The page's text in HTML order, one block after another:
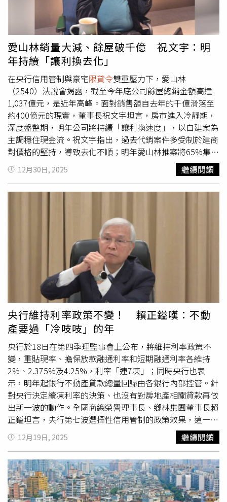
4000萬元內，結果變成全部都是蓋2房、3房，反而有老人
家要照顧的，變成要買2間房子來拼湊，卻又變成第2戶，
「極其不合理也不人道！」台南市不動產開發公會理事長宋
育豪也指出，豪宅 限貸令實施至今，貸款成數僅剩3成，這
道緊箍咒不僅限制了資產配置，更直接衝擊了民眾的居住權
益。他拿基本工資為例，2016年時薪約120元，如今已調升
至196元，短短10年漲幅達63%，一般民生物價也明顯上
漲，但豪宅認定價格完全沒有調整，「結果就是逼得業者把
產品越蓋越小，20坪、25坪的小宅充斥市場，這種被扭曲
的市場生態，犧牲的是一般家庭對於寬敞生活空間的渴
望。」他認為，產品規格本應交由市場與消費者選擇，政府
不應用老舊的豪宅標準限制貸款，全面扭曲產品結構。現在
很多想換屋的中產階級，都受困於4000萬元的門檻，面臨
「小宅不夠住、大宅貸不到」的困境。與此同時，土方政策
造成的成本飆升與停工潮，又從另一個面向侵蝕營建業。桃
園、台中等地方公會則表示，兩地早年即已自建GPS管制系
統又因安裝量能有限與系統頻繁當機，導致砂石車無法正常
運行。台中市不動產開發公會理事長謝麟兒呼籲，中央應尊
重已經成熟運作的地方管制系統，讓地方政府繼續負責
GPS，其他縣市也能前往桃園、台中觀摩縮短學習曲線，並
在技術與法規尚未完善前，暫緩新制或至少給予足夠過渡
期，讓業者有時間調整。「現在是最終處理場所不足、GPS
裝不完、系統還會當機，卻要我們照表操課，這對任何一個
企業來說都是無法承受之重。」土方之亂除讓營建成本大漲
外，開挖中的工地貿然停工，也存有工地擋土設施坍塌的隱
憂，業者呼籲政府正視土方之亂帶來的影響。（圖／林榮芳
攝）針對土方本質，台南不動產開發公會名譽理事長郭建志
則幫大家科普，營建剩餘土石方多半是可再利用的土壤與砂
石，是重要建材資源，與營建廢棄物本質不同，後者才是需
要被嚴格控管、避免亂倒，「政府用營建廢棄物的態度來對
待營建剩餘土石方，是完全不對的！」他指出，過去建商挖
出的乾淨土資源，可以賣給低窪地、道路做為回填使用；如
今卻變成建商挖出來的土要先花錢載走，完工後再花錢買土
回填，「邏輯完全顛倒」。桃園市不動產開發公會理事長周
鑫世進一步解釋，例如深開挖工地表層30、50公分可能有
植被與雜物，但以下多半是乾淨原土，可用於地質改良或再
生建材，部分地區的礫石層土方甚至具有經濟價值，「政府
應該思考如何回收再利用，而不是一律當成廢棄物管理」。
他們建議，台灣身為海島國家，理應廣設填海造陸與公共工
工狀況，若政府遲遲拿不出對策，將帶來比信用管制更可怕
的骨牌效應。中央於去年5月修正「營建剩餘土石方處理方
案」，並於去年8月核定，要求清運車輛加裝GPS即時追蹤
定位，以及改用電子聯單取代紙本，強化土方全流向管制，
2026年全面上線。好巧不巧，去年8月初即發生盜採砂石並
回填營建混合物的「美濃大峽谷」事件，催化各地方單位加
強查緝。然而即將上路的新制政策因配套不足，合法土方場
可容納的量體有限，另一方面業者對轉型數位化處於觀望和
適應階段，使得土方處理成本飆漲的情況自去年9月後浮上
檯面。去年12月，高雄一場土方去化處理的公聽會上，高雄
透天厝建商福運開發建設董事長黃添銘淚灑現場，「上午問
2000元、下午變4000元，隔天價格又另外講！」他淚訴，
土方業者漫天喊價讓人受不了，每棟透天厝成本暴增200萬
元，快活不下去。高雄建築業者反應，土方處理費已喊漲
5~10倍。甲山林集團董事長祝文宇表示，土方處理費用一
口氣上漲5、6倍，就算價格高漲，也沒有地方能傾倒，老房
事長祝文宇近日也表示，「這幾個月光土方成本就增加5、6
倍，而且我肯出，人家還不肯幫我倒！市政帝寶、市政帝
景、濱河帝景等案，也都因此卡住了！」他表示，2024年
每方土處理費1200元，2025年初漲到1800元，「現在是
3000元都出不去！」「土方問題全台都受影響，地下室還
沒挖的、挖到一半的都停工動不了！」「價錢目前一方
2000、3000元都有人喊，但應該都是喊爽的，目前普遍停
運。」台南一位匿名建商就表示，業者大多都在觀望中，預
計2月農曆年後態勢明朗才會重新報價，廠商只告知「要
等」，所以他的工地也被迫停工2個月，「利息幾百萬要自
己吞！現在土方市場很亂！」目前正在進行土方工程的工
地，因挖出來的廢土沒有業者可清運，所以工程被迫暫停；
還沒開工的工地，也都因此先暫緩。（示意圖／報系資料
庫）台中、高雄都有工程的立穩營造董事長陳舜智也說，土
方場收容量不足，所以業者連報價都不敢報，「也就是說，
連申報開工程序都無法作業，會處於停工狀態；而已申報開
工的工地，現況亦無法出土而導致停工。」勤美建設董事長
林廷芳直言，目前壓力最大的正是都市更新案。有些案件住
戶已遷出，也已完成拆除，卻因土方去化困難、造價大幅上
漲，導致營造廠不敢動工，「拆也拆了，卻蓋不下去，才是
真的麻煩！」此外，通常都更案都會給予地主拆遷安置費，
直到完工。林廷芳指出，建築業缺工，現在沒有40個月以上
沒辦法交屋，搬遷補償費比以前多了10個月，土方之亂讓工
愛山林銷量大減、餘屋破千億 祝文宇：明
年持續「讓利換去化」
在央行信用管制與豪宅限貸令雙重壓力下，愛山林
（2540）法說會揭露，截至今年底公司餘屋總銷金額高達
1,037億元，是近年高峰。面對銷售額自去年的千億滑落至
約400億元的現實，董事長祝文宇坦言，房市進入冷靜期，
深度盤整期，明年公司將持續「讓利換速度」，以自建案為
主調穩住現金流。祝文宇指出，過去代銷案件多受制於建商
對價格的堅持，導致去化不順；明年愛山林推案將65%集中
於自建案，以自主定價空間靈活調整讓利幅度。他強調，
「不貪心，只賺合理的價！」目前自建案總銷逾4,296億
元，2026年預計完工交屋金額達240億元，未來5年都有百
買氣疲弱與政策收緊，「先賣得動比撐價格更實際」，因此
明年各主要案包括中和「左岸明珠」、泰山「當代帝寶」、
龜山「AI都會城1、2期」與「新竹帝寶」等，仍將維持讓利
方向，並持續觀察市場反應。他表示，2026年供需更加分
化，供過於求區域房價勢必修正，反之，精華地段因土方與
工料成本上升，價格具剛性支撐。「現在讓利是為了應對景
氣回檔，等房價恢復漲勢，就不會再讓。」祝文宇語氣堅
定，但也坦承「已經有不少同業在罵」，因此明年讓利幅度
不再擴大，以「適度讓」為原則。祝文宇進一步分析，今年
房市已盤整一年多，買盤多觀望，市場關鍵在於「願意讓
利」。只要價格夠吸引，成交自然回升。愛山林今年起率先
採低價策略，帶動多案銷售超前進度。他認為，具土地成本
優勢且願意調整價格的建商，將率先在盤整市況中突圍。根
據法說資料，愛山林今年前3季合併營收94.5億元，稅後純
益6.3億元，每股純益0.68元。展望明年，公司計畫推案
2,091億元，重心轉往可自主定價的內部案，以靈活讓利加
速去化。祝文宇最後強調，央行第七波信用緊縮確實抑制買
氣，「但資金並未消失，只是轉向股市與商用不動產。」他
認為，房市將持續「分流」，公司將以價格彈性與現金回收
為核心策略，邊賣邊看、邊調整，以讓利穩住現金流、守住
景氣底部。
12月30日, 2025 繼續閱讀
央行維持利率政策不變！ 賴正鎰嘆：不動
產要過「冷吱吱」的年
央行於18日在第四季理監事會上公布，將維持利率政策不
變，重貼現率、擔保放款融通利率和短期融通利率各維持
2%、2.375%及4.25%，利率「連7凍」；同時央行也表
示，明年起銀行不動產貸款總量回歸由各銀行內部控管。針
對央行決定續凍利率的決策、也沒有對房地產相關貸款再做
出新一波的動作。全國商總榮譽理事長、鄉林集團董事長賴
正鎰坦言，央行第七波選擇性信用管制的政策效果，這一年
來已經反映在建築貸款與土地市場上，房價也出現明顯下
修，原本期待會再檢討並放寬自住及換屋族群的貸款成數，
但如今央行仍不動如山，看來不動產的上下游相關業者都要
過個「冷吱吱」的年。賴正鎰指出，這週是全球超級央行
週，有十幾個國家央行陸續宣布利率政策，大多數央行不是
維持現狀就是降息，僅日本央行極有可能宣布升息，但台灣
12月19日, 2025 繼續閱讀